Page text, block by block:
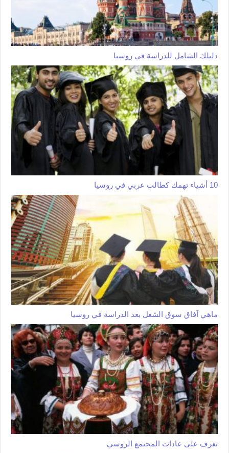
دليلك الشامل للدراسة في روسيا
10 أشياء تهمك كطالب عربي في روسيا
ماهي آفاق سوق الشغل بعد الدراسة في روسيا
تعرف على عادات المجتمع الروسي